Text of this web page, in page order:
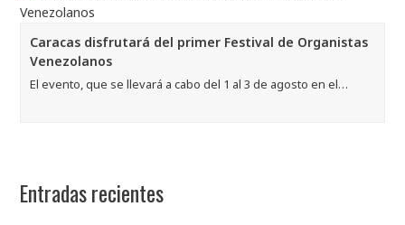
Caracas disfrutará del primer Festival de Organistas
Venezolanos
El evento, que se llevará a cabo del 1 al 3 de agosto en el…
Entradas recientes